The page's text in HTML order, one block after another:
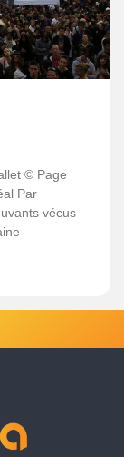
© Page
Par
vécus